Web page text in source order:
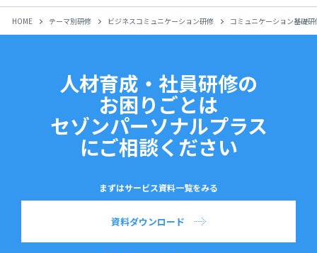
HOME テーマ別研修 ビジネスコミュニケーション研修 コミュニケーション基礎研
人材育成・社員研修の
お困りごとは
セゾンパーソナルプラス
にご相談ください
まずはサービス資料一覧をみる
資料ダウンロード